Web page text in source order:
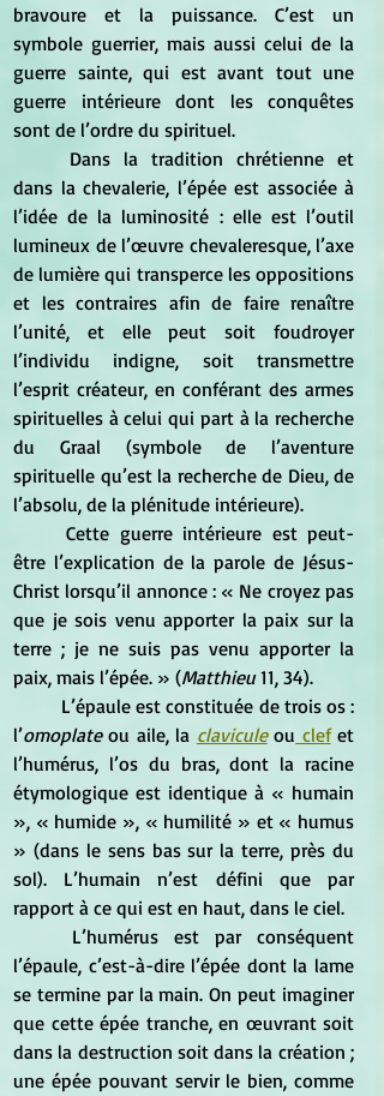
bravoure et la puissance. C’est un
symbole guerrier, mais aussi celui de la
guerre sainte, qui est avant tout une
guerre intérieure dont les conquêtes
sont de l’ordre du spirituel.
dans la chevalerie, l’épée est associée à
l’idée de la luminosité : elle est l’outil
lumineux de l’œuvre chevaleresque, l’axe
de lumière qui transperce les oppositions
et les contraires afin de faire renaître
l’unité, et elle peut soit foudroyer
l’individu indigne, soit transmettre
l’esprit créateur, en conférant des armes
spirituelles à celui qui part à la recherche
du Graal (symbole de l’aventure
spirituelle qu’est la recherche de Dieu, de
l’absolu, de la plénitude intérieure).
	Cette guerre intérieure est peut-
être l’explication de la parole de Jésus-
Christ lorsqu’il annonce : « Ne croyez pas
que je sois venu apporter la paix sur la
terre ; je ne suis pas venu apporter la
paix, mais l’épée. » (Matthieu 11, 34).
l’omoplate ou aile, la clavicule ou clef et
l’humérus, l’os du bras, dont la racine
étymologique est identique à « humain
», « humide », « humilité » et « humus
» (dans le sens bas sur la terre, près du
sol). L’humain n’est défini que par
rapport à ce qui est en haut, dans le ciel.
l’épaule, c’est-à-dire l’épée dont la lame
se termine par la main. On peut imaginer
que cette épée tranche, en œuvrant soit
dans la destruction soit dans la création ;
une épée pouvant servir le bien, comme